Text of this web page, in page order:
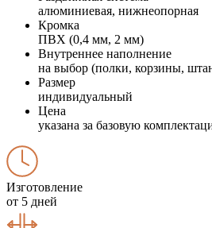
алюминиевая, нижнеопорная
Кромка
ПВХ (0,4 мм, 2 мм)
Внутреннее наполнение
на выбор (полки, корзины,
Размер
индивидуальный
Цена
указана за базовую
Изготовление
от 5 дней